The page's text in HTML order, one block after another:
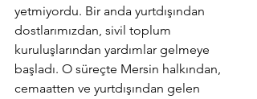
yetmiyordu. Bir anda yurtdışından
dostlarımızdan, sivil toplum
kuruluşlarından yardımlar gelmeye
başladı. O süreçte Mersin halkından,
cemaatten ve yurtdışından gelen